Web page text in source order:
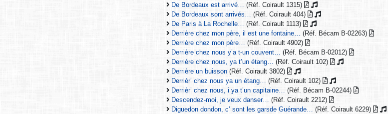
De Bordeaux est arrivé…
(Réf. Coirault 1315)
De Bordeaux sont arrivés…
(Réf. Coirault 404)
De Paris à La Rochelle…
(Réf. Coirault 1113)
Derrière chez mon père, il est une fontaine…
(Réf. Bécam B-02263)
Derrière chez mon père…
(Réf. Coirault 4902)
Derrière chez nous y’a t-un couvent…
(Réf. Bécam B-02012)
Derrière chez nous, ya t’un étang…
(Réf. Coirault 102)
Derrière un buisson (Réf. Coirault 3802)
Derrièr’ chez nous ya un étang…
(Réf. Coirault 102)
Derrièr’ chez nous, i ya t’un capitaine…
(Réf. Bécam B-02244)
Descendez-moi, je veux danser…
(Réf. Coirault 2212)
Diguedon dondon, c’ sont les garsde Guérande…
(Réf. Coirault 6229)